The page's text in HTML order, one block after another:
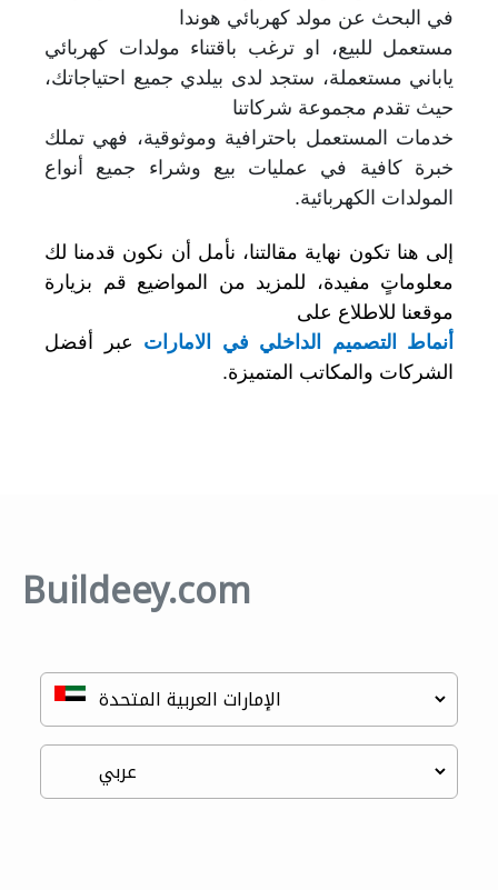
في البحث عن مولد كهربائي هوندا
مستعمل للبيع، او ترغب باقتناء مولدات كهربائي
ياباني مستعملة، ستجد لدى بيلدي جميع احتياجاتك،
حيث تقدم مجموعة شركاتنا
خدمات المستعمل باحترافية وموثوقية، فهي تملك
خبرة كافية في عمليات بيع وشراء جميع أنواع
المولدات الكهربائية.
إلى هنا تكون نهاية مقالتنا، نأمل أن نكون قدمنا لك
معلوماتٍ مفيدة، للمزيد من المواضيع قم بزيارة
موقعنا للاطلاع على
أنماط التصميم الداخلي في الامارات عبر أفضل
الشركات والمكاتب المتميزة.
Buildeey.com